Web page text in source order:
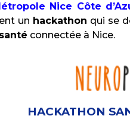
Nice Côte
un hackathon qui se
santé connectée à Nice.
HACKATHON